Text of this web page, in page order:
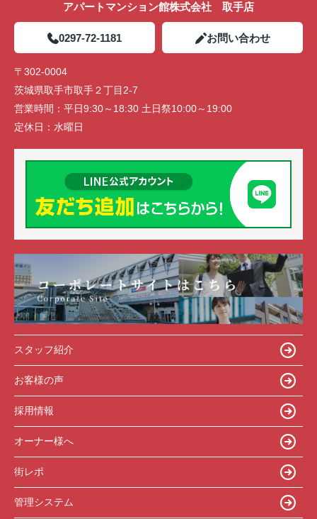
アパートマンション館株式会社 取手店
0297-72-1181 お問い合わせ
〒302-0004
茨城県取手市取手２丁目2-7
営業時間： 平日9:30～18:30 土日祭10:00～19:00
定休日： 水曜日
スタッフ紹介
お客様の声
採用情報
オーナー様へ
街レポ
管理システム